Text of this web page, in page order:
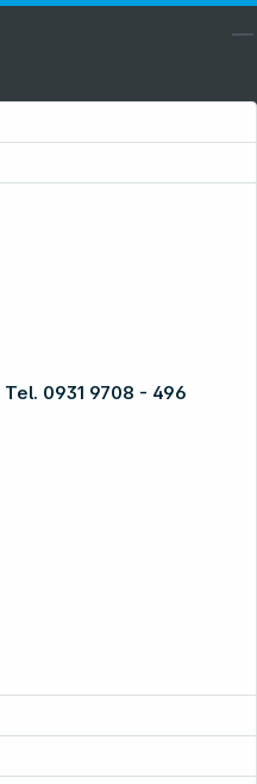
Tel. 0931 9708 - 496